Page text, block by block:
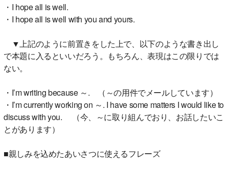
・I hope all is well.
・I hope all is well with you and yours.
▼上記のように前置きをした上で、以下のような書き出し
で本題に入るといいだろう。もちろん、表現はこの限りでは
ない。
・I’m writing because ～. （～の用件でメールしています）
・I’m currently working on ～. I have some matters I would like to
discuss with you. （今、～に取り組んでおり、お話したいこ
とがあります）
■親しみを込めたあいさつに使えるフレーズ